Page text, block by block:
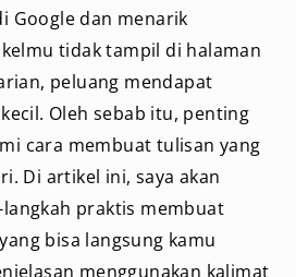
Google dan menarik
tidak tampil di halaman
peluang mendapat
Oleh sebab itu, penting
cara membuat tulisan yang
Di artikel ini, saya akan
praktis membuat
bisa langsung kamu
menggunakan kalimat